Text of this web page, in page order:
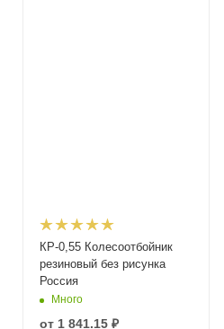
КР-0,55 Колесоотбойник
резиновый без рисунка
Россия
Много
от 1 841.15 ₽